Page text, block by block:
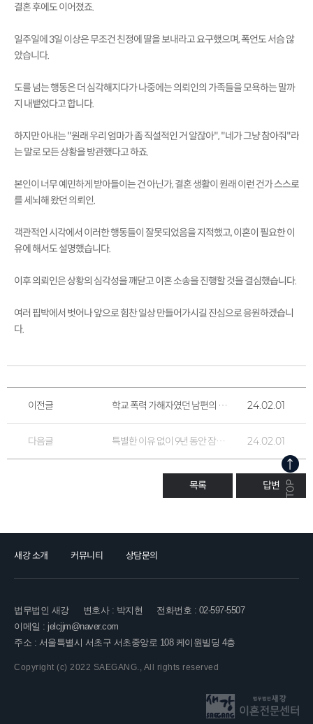
결혼 후에도 이어졌죠.
일주일에 3일 이상은 무조건 친정에 딸을 보내라고 요구했으며, 폭언도 서슴 않
았습니다.
도를 넘는 행동은 더 심각해지다가 나중에는 의뢰인의 가족들을 모욕하는 말까
지 내뱉었다고 합니다.
하지만 아내는 "원래 우리 엄마가 좀 직설적인 거 알잖아", "네가 그냥 참아줘"라
는 말로 모든 상황을 방관했다고 하죠.
본인이 너무 예민하게 받아들이는 건 아닌가, 결혼 생활이 원래 이런 건가 스스로
를 세뇌해 왔던 의뢰인.
객관적인 시각에서 이러한 행동들이 잘못되었음을 지적했고, 이혼이 필요한 이
유에 해서도 설명했습니다.
이후 의뢰인은 상황의 심각성을 깨닫고 이혼 소송을 진행할 것을 결심했습니다.
여러 핍박에서 벗어나 앞으로 힘찬 일상 만들어가시길 진심으로 응원하겠습니
다.
이전글 학교 폭력 가해자였던 남편의 과거를 알고 파혼을 결심한 의뢰인 후기 24.02.01
다음글 특별한 이유 없이 9년 동안 잠자리를 거부한 남편과 이혼한 의뢰인 후기 24.02.01
목록 답변
새강 소개 커뮤니티 상담문의
법무법인 새강 변호사 : 박지현
전화번호 : 02-597-5507
이메일 : jelcjjm@naver.com
주소 : 서울특별시 서초구 서초중앙로 108 케이원빌딩 4층
Copyright (c) 2022 SAEGANG., All rights reserved